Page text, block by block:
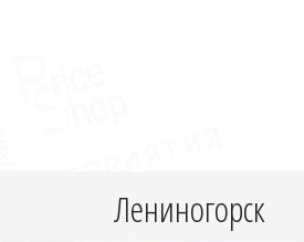
Лениногорск